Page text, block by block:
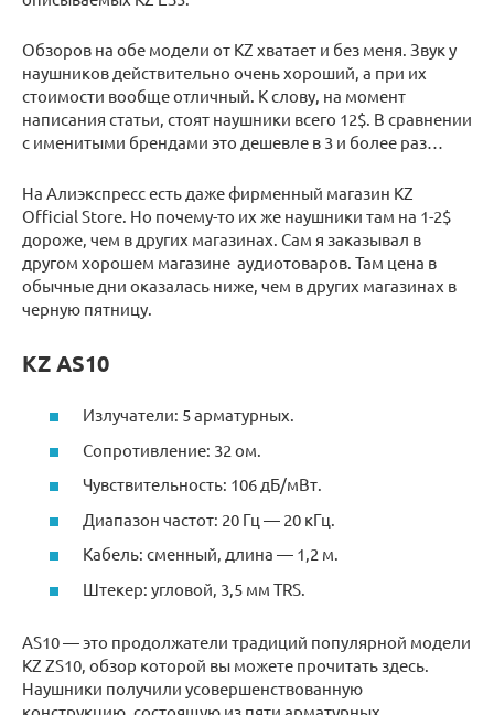
Обзоров на обе модели от KZ хватает и без меня. Звук у
наушников действительно очень хороший, а при их
стоимости вообще отличный. К слову, на момент
написания статьи, стоят наушники всего 12$. В сравнении
с именитыми брендами это дешевле в 3 и более раз…
На Алиэкспресс есть даже фирменный магазин KZ
Official Store. Но почему-то их же наушники там на 1-2$
дороже, чем в других магазинах. Сам я заказывал в
другом хорошем магазине аудиотоваров. Там цена в
обычные дни оказалась ниже, чем в других магазинах в
черную пятницу.
KZ AS10
Излучатели: 5 арматурных.
Сопротивление: 32 ом.
Чувствительность: 106 дБ/мВт.
Диапазон частот: 20 Гц — 20 кГц.
Кабель: сменный, длина — 1,2 м.
Штекер: угловой, 3,5 мм TRS.
AS10 — это продолжатели традиций популярной модели
KZ ZS10, обзор которой вы можете прочитать здесь.
Наушники получили усовершенствованную